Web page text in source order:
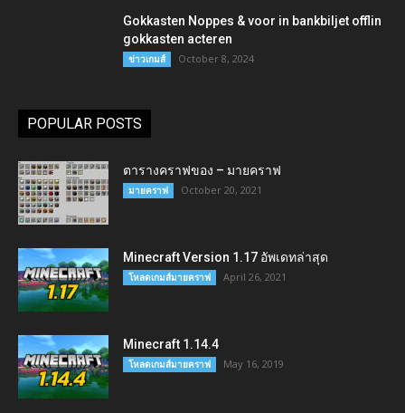
Gokkasten Noppes & voor in bankbiljet offlin
gokkasten acteren
ข่าวเกมส์ October 8, 2024
POPULAR POSTS
ตารางคราฟของ – มายคราฟ
มายคราฟ October 20, 2021
Minecraft Version 1.17 อัพเดทล่าสุด
โหลดเกมส์มายคราฟ April 26, 2021
Minecraft 1.14.4
โหลดเกมส์มายคราฟ May 16, 2019